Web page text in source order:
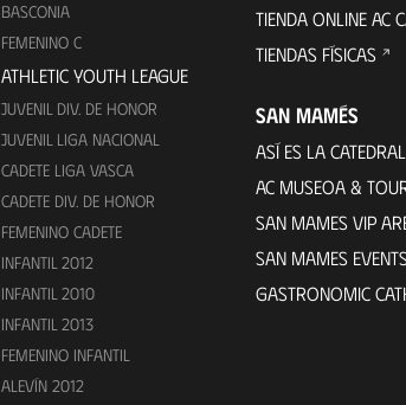
BASCONIA
FEMENINO C
ATHLETIC YOUTH LEAGUE
JUVENIL DIV. DE HONOR
JUVENIL LIGA NACIONAL
CADETE LIGA VASCA
CADETE DIV. DE HONOR
FEMENINO CADETE
INFANTIL 2012
INFANTIL 2010
INFANTIL 2013
FEMENINO INFANTIL
ALEVÍN 2012
TIENDA ONLINE AC
TIENDAS FÍSICAS
SAN MAMÉS
ASÍ ES LA CATEDRAL
AC MUSEOA &
SAN MAMES VIP
SAN MAMES
GASTRONOMIC